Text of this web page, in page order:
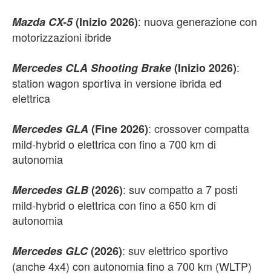
Mazda CX-5(Inizio 2026): nuova generazione con
motorizzazioni ibride
Mercedes CLA Shooting Brake(Inizio 2026):
station wagon sportiva in versione ibrida ed
elettrica
Mercedes GLA (Fine 2026): crossover compatta
mild-hybrid o elettrica con fino a 700 km di
autonomia
Mercedes GLB(2026): suv compatto a 7 posti
mild-hybrid o elettrica con fino a 650 km di
autonomia
Mercedes GLC(2026): suv elettrico sportivo
(anche 4x4) con autonomia fino a 700 km (WLTP)